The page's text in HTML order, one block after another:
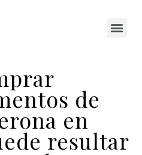
de
en
resultar